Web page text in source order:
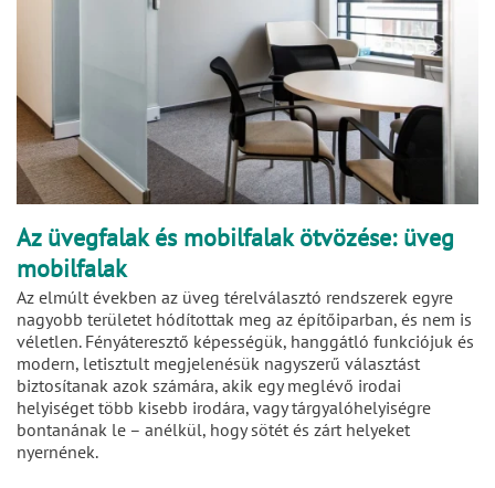
Az üvegfalak és mobilfalak ötvözése: üveg
mobilfalak
Az elmúlt években az üveg térelválasztó rendszerek egyre
nagyobb területet hódítottak meg az építőiparban, és nem is
véletlen. Fényáteresztő képességük, hanggátló funkciójuk és
modern, letisztult megjelenésük nagyszerű választást
biztosítanak azok számára, akik egy meglévő irodai
helyiséget több kisebb irodára, vagy tárgyalóhelyiségre
bontanának le – anélkül, hogy sötét és zárt helyeket
nyernének.